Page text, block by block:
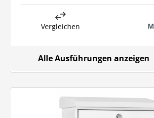
Vergleichen
Alle Ausführungen anzeigen